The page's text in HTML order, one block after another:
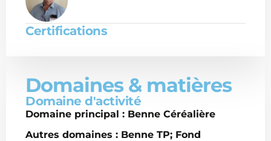
Certifications
Domaines & matières
Domaine d'activité
Domaine principal : Benne Céréalière
Autres domaines : Benne TP; Fond